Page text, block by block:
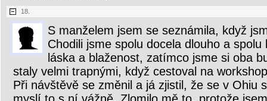
18.
S manželem jsem se seznámila, když
Chodili jsme spolu docela dlouho a
láska a blaženost, zatímco jsme si oba
staly velmi trapnými, když cestoval na
Při návštěvě se změnil a já zjistil, že se v Ohiu